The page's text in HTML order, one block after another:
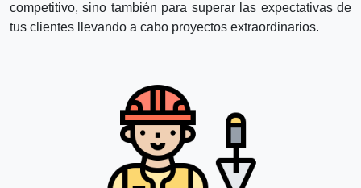
competitivo, sino también para superar las expectativas de
tus clientes llevando a cabo proyectos extraordinarios.
Descripción:
¿Buscas nuevas soluciones constructivas para tus
proyectos?
Descubre cómo nuestros productos pueden aportar valor real